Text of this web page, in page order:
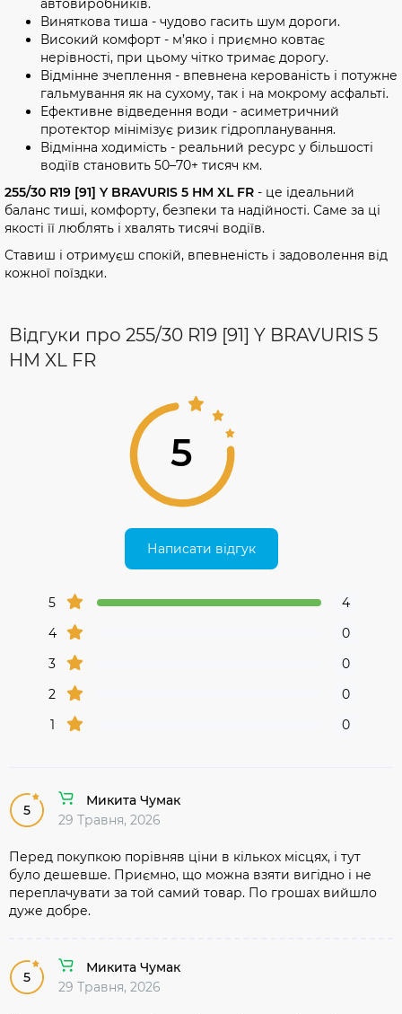
автовиробників.
Виняткова тиша - чудово гасить шум дороги.
Високий комфорт - м’яко і приємно ковтає
нерівності, при цьому чітко тримає дорогу.
Відмінне зчеплення - впевнена керованість і потужне
гальмування як на сухому, так і на мокрому асфальті.
Ефективне відведення води - асиметричний
протектор мінімізує ризик гідропланування.
Відмінна ходимість - реальний ресурс у більшості
водіїв становить 50–70+ тисяч км.
255/30 R19 [91] Y BRAVURIS 5 HM XL FR - це ідеальний
баланс тиші, комфорту, безпеки та надійності. Саме за ці
якості її люблять і хвалять тисячі водіїв.
Ставиш і отримуєш спокій, впевненість і задоволення від
кожної поїздки.
Відгуки про 255/30 R19 [91] Y BRAVURIS 5
HM XL FR
5
Написати відгук
5
4
4
0
3
0
2
0
1
0
5
Микита Чумак
29 Травня, 2026
Перед покупкою порівняв ціни в кількох місцях, і тут
було дешевше. Приємно, що можна взяти вигідно і не
переплачувати за той самий товар. По грошах вийшло
дуже добре.
5
Микита Чумак
29 Травня, 2026